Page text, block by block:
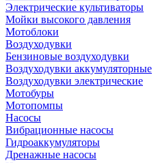
Электрические культиваторы
Мойки высокого давления
Мотоблоки
Воздуходувки
Бензиновые воздуходувки
Воздуходувки аккумуляторные
Воздуходувки электрические
Мотобуры
Мотопомпы
Насосы
Вибрационные насосы
Гидроаккумуляторы
Дренажные насосы